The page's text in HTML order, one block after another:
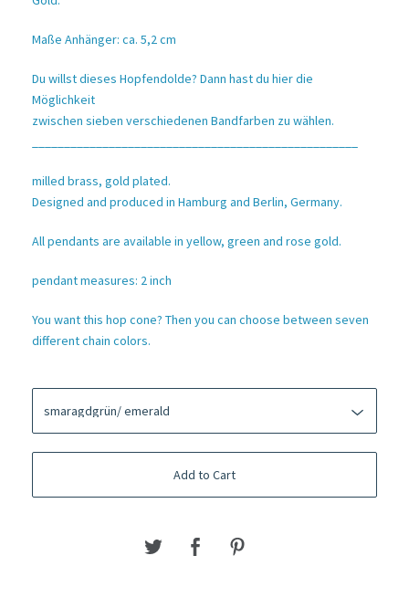
Maße Anhänger: ca. 5,2 cm
Du willst dieses Hopfendolde? Dann hast du hier die
Möglichkeit
zwischen sieben verschiedenen Bandfarben zu wählen.
milled brass, gold plated.
Designed and produced in Hamburg and Berlin, Germany.
All pendants are available in yellow, green and rose gold.
pendant measures: 2 inch
You want this hop cone? Then you can choose between seven
different chain colors.
Add to Cart